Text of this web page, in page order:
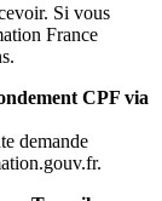
Si vous
France
CPF via
demande